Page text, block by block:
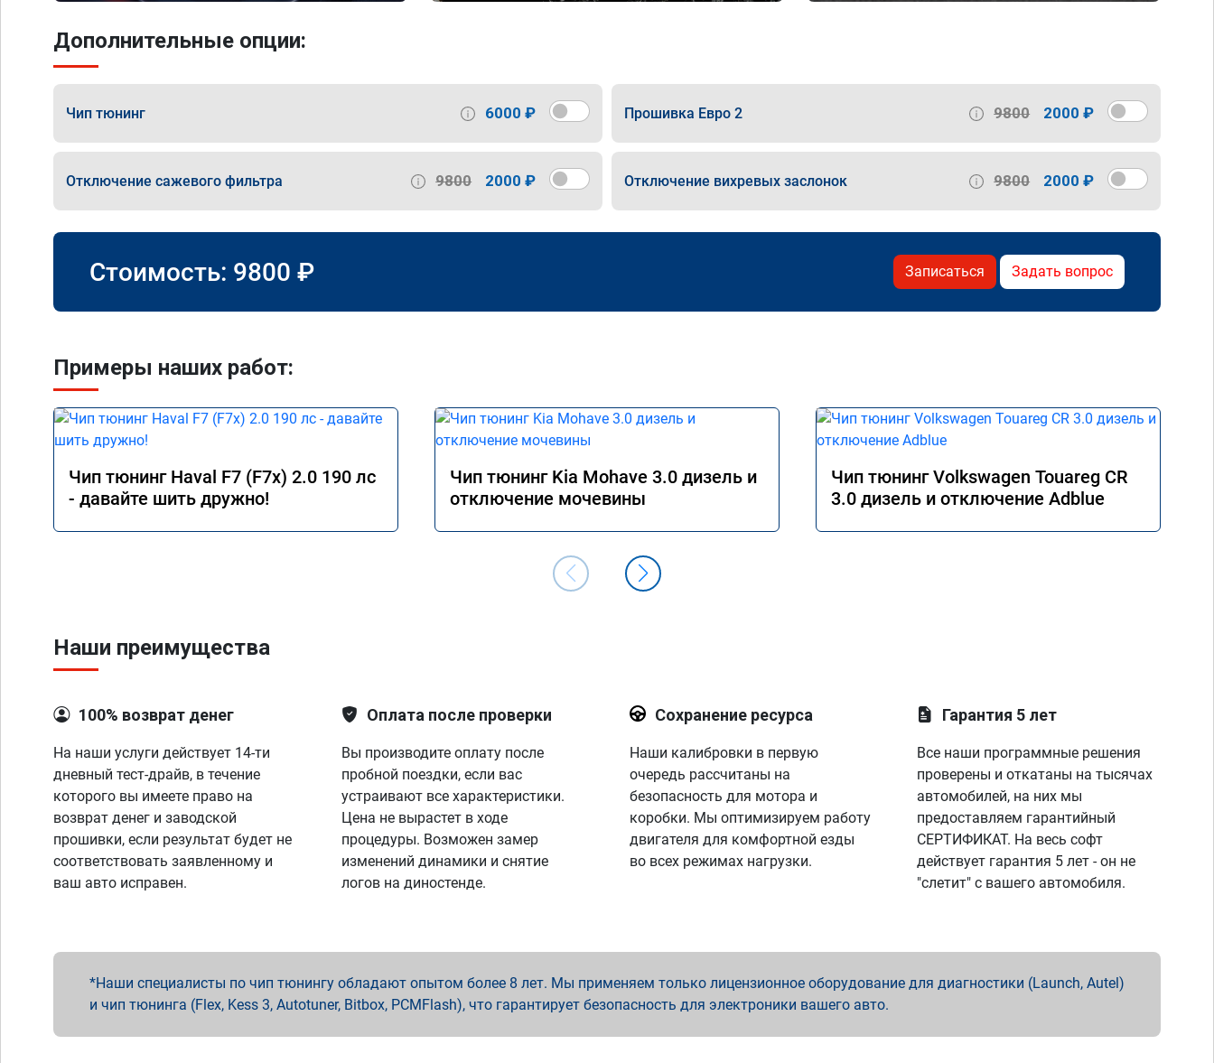
Дополнительные опции:
Чип тюнинг 6000 ₽ Прошивка Евро 2 9800 2000 ₽
Отключение сажевого фильтра 9800 2000 ₽ Отключение вихревых заслонок 9800 2000 ₽
Стоимость: 9800 ₽ Записаться Задать вопрос
Примеры наших работ:
Чип тюнинг Haval F7 (F7x) 2.0 190 лс
- давайте шить дружно!
Чип тюнинг Kia Mohave 3.0 дизель и
отключение мочевины
Чип тюнинг Volkswagen Touareg CR
3.0 дизель и отключение Adblue
Наши преимущества
100% возврат денег
На наши услуги действует 14-ти
дневный тест-драйв, в течение
которого вы имеете право на
возврат денег и заводской
прошивки, если результат будет не
соответствовать заявленному и
ваш авто исправен.
Оплата после проверки
Вы производите оплату после
пробной поездки, если вас
устраивают все характеристики.
Цена не вырастет в ходе
процедуры. Возможен замер
изменений динамики и снятие
логов на диностенде.
Сохранение ресурса
Наши калибровки в первую
очередь рассчитаны на
безопасность для мотора и
коробки. Мы оптимизируем работу
двигателя для комфортной езды
во всех режимах нагрузки.
Гарантия 5 лет
Все наши программные решения
проверены и откатаны на тысячах
автомобилей, на них мы
предоставляем гарантийный
СЕРТИФИКАТ. На весь софт
действует гарантия 5 лет - он не
"слетит" с вашего автомобиля.
Наши специалисты по чип тюнингу обладают опытом более 8 лет. Мы применяем только лицензионное оборудование для диагностики (Launch, Autel)
и чип тюнинга (Flex, Kess 3, Autotuner, Bitbox, PCMFlash), что гарантирует безопасность для электроники вашего авто.